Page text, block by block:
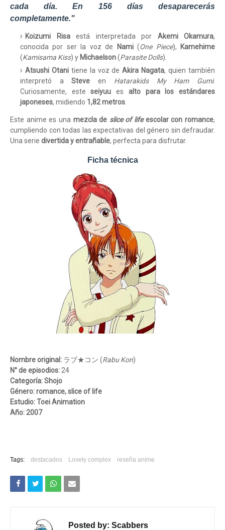
cada día. En 156 días desaparecerás
completamente."
Koizumi Risaestá interpretada por Akemi Okamura,
conocida por ser la voz de
Nami(One Piece),
Kamehime
(Kamisama Kiss) y Michaelson(Parasite Dolls).
Atsushi Otanitiene la voz deAkira Nagata, quien también
interpretó aSteve en Hatarakids My Ham Gumi.
Curiosamente, esteseiyuu es alto para los estándares
japoneses, midiendo 1,82 metros
Este anime es una mezcla de slice of lifeescolar con romance,
cumpliendo con todas las expectativas del género sin defraudar.
Una serie divertida y entrañable, perfecta para disfrutar.
Ficha técnica
Nombre original: ラブ★コン (Rabu Kon)
N° de episodios: 24
Categoría:Shojo
Género:romance, slice of life
Estudio:Toei Animation
Año: 2007
Tags: destacados Lovely complex reseña anime
Posted by: Scabbers